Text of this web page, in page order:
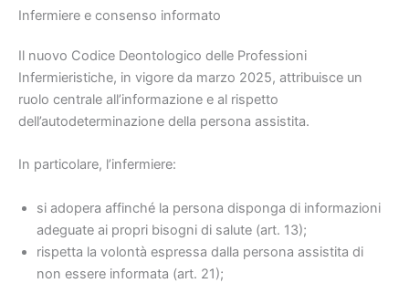
Infermiere e consenso informato
Il nuovo Codice Deontologico delle Professioni
Infermieristiche, in vigore da marzo 2025, attribuisce un
ruolo centrale all’informazione e al rispetto
dell’autodeterminazione della persona assistita.
In particolare, l’infermiere:
si adopera affinché la persona disponga di informazioni
adeguate ai propri bisogni di salute (art. 13);
rispetta la volontà espressa dalla persona assistita di
non essere informata (art. 21);